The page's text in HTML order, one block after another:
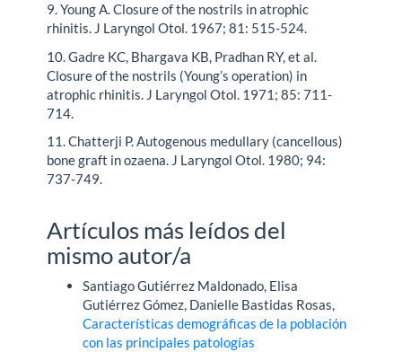
9. Young A. Closure of the nostrils in atrophic
rhinitis. J Laryngol Otol. 1967; 81: 515-524.
10. Gadre KC, Bhargava KB, Pradhan RY, et al.
Closure of the nostrils (Young’s operation) in
atrophic rhinitis. J Laryngol Otol. 1971; 85: 711-
714.
11. Chatterji P. Autogenous medullary (cancellous)
bone graft in ozaena. J Laryngol Otol. 1980; 94:
737-749.
Artículos más leídos del
mismo autor/a
Santiago Gutiérrez Maldonado, Elisa
Gutiérrez Gómez, Danielle Bastidas Rosas,
Características demográficas de la población
con las principales patologías